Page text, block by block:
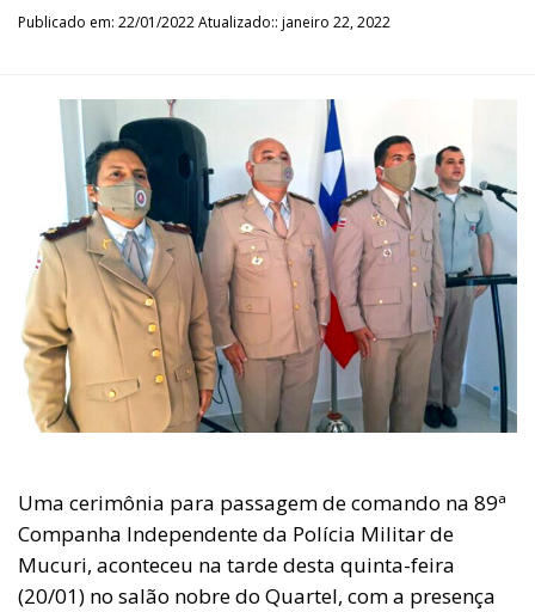
Publicado em: 22/01/2022 Atualizado:: janeiro 22, 2022
Uma cerimônia para passagem de comando na 89ª
Companha Independente da Polícia Militar de
Mucuri, aconteceu na tarde desta quinta-feira
(20/01) no salão nobre do Quartel, com a presença